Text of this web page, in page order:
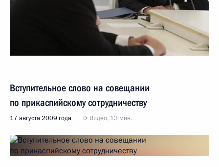
Вступительное слово на совещании
по прикаспийскому сотрудничеству
17 августа 2009 года Видео, 13 мин.